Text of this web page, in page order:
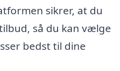
sikrer, at du
så du kan vælge
bedst til dine